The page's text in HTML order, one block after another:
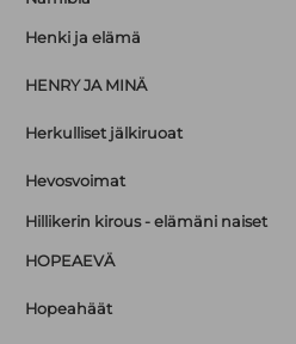
Henki ja elämä
HENRY JA MINÄ
Herkulliset jälkiruoat
Hevosvoimat
Hillikerin kirous - elämäni naiset
HOPEAEVÄ
Hopeahäät